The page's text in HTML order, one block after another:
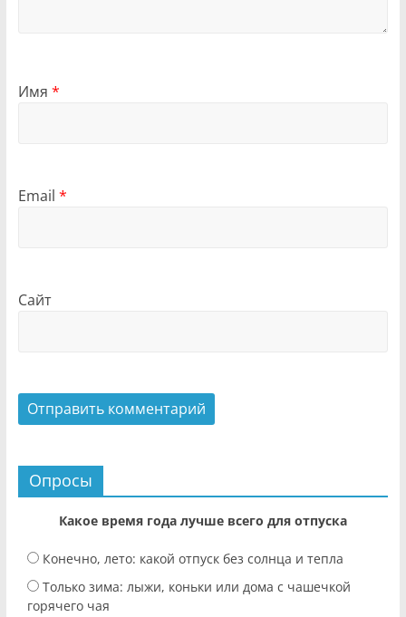
Имя *
Email *
Сайт
Опросы
Какое время года лучше всего для отпуска
Конечно, лето: какой отпуск без солнца и тепла
Только зима: лыжи, коньки или дома с чашечкой
горячего чая